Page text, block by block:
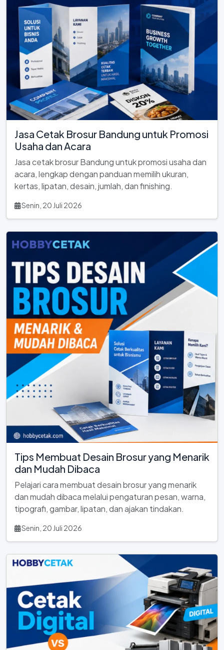
Jasa Cetak Brosur Bandung untuk Promosi
Usaha dan Acara
Jasa cetak brosur Bandung untuk promosi usaha dan
acara, lengkap dengan panduan memilih ukuran,
kertas, lipatan, desain, jumlah, dan finishing.
Senin, 20 Juli 2026
Tips Membuat Desain Brosur yang Menarik
dan Mudah Dibaca
Pelajari cara membuat desain brosur yang menarik
dan mudah dibaca melalui pengaturan pesan, warna,
tipografi, gambar, lipatan, dan ajakan tindakan.
Senin, 20 Juli 2026